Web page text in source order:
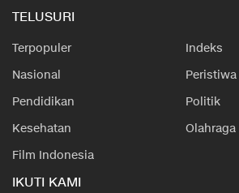
TELUSURI
Terpopuler
Indeks
Nasional
Peristiwa
Pendidikan
Politik
Kesehatan
Olahraga
Film Indonesia
IKUTI KAMI